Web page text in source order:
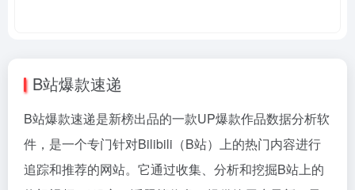
B站爆款速递
B站爆款速递是新榜出品的一款UP爆款作品数据分析软
件，是一个专门针对Bilibili（B站）上的热门内容进行
追踪和推荐的网站。它通过收集、分析和挖掘B站上的